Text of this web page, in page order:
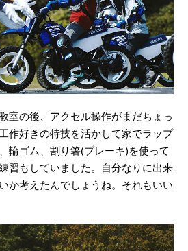
室の後、アクセル操作がまだちょっ
作好きの特技を活かして家でラップ
輪ゴム、割り箸(ブレーキ)を使って
習もしていました。自分なりに出来
か考えたんでしょうね。それもいい